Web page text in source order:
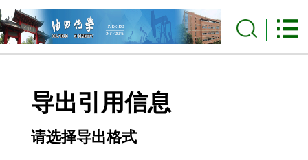
导出引用信息
请选择导出格式